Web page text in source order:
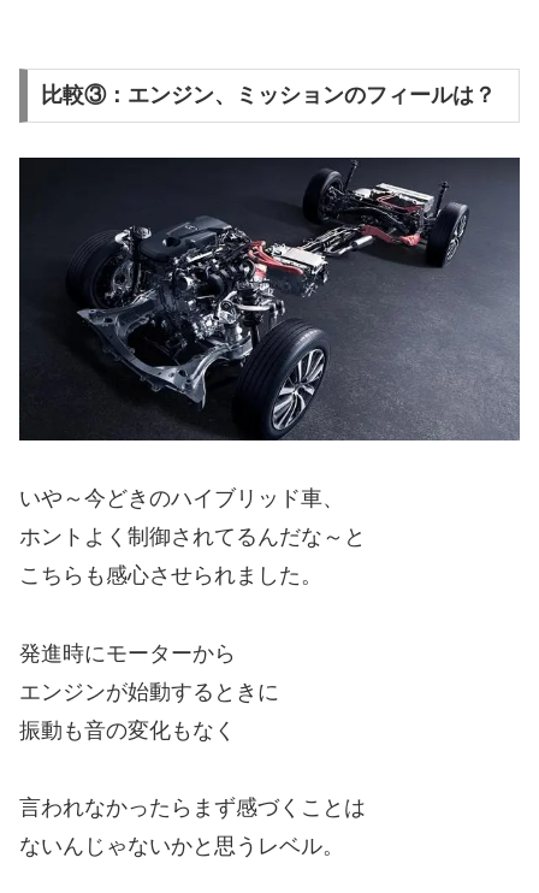
比較③：エンジン、ミッションのフィールは？
いや～今どきのハイブリッド車、
ホントよく制御されてるんだな～と
こちらも感心させられました。
発進時にモーターから
エンジンが始動するときに
振動も音の変化もなく
言われなかったらまず感づくことは
ないんじゃないかと思うレベル。